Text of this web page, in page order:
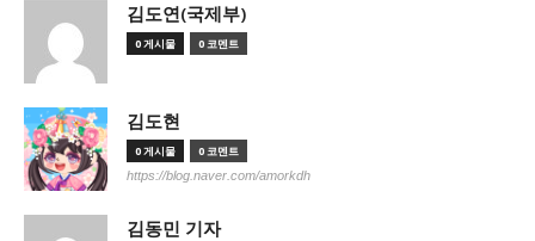
김도연(국제부)
0 게시물 0 코멘트
김도현
0 게시물 0 코멘트
https://blog.naver.com/amorkdh
김동민 기자